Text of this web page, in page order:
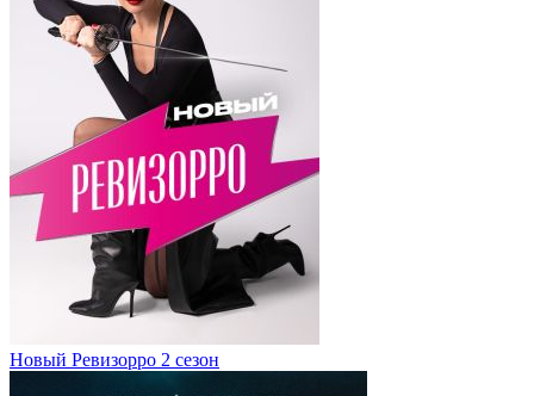
Новый Ревизорро 2 сезон